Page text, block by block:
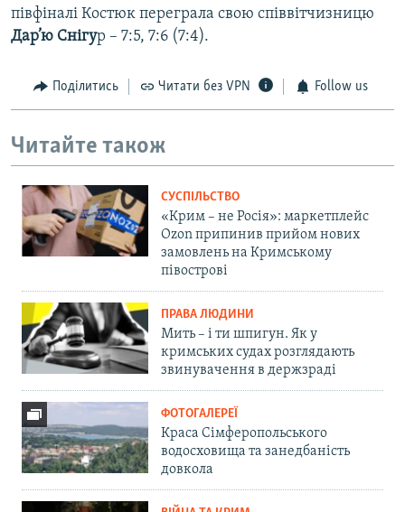
півфіналі Костюк переграла свою співвітчизницю
Дар’ю Снігур – 7:5, 7:6 (7:4).
Поділитись Читати без VPN Follow us
Читайте також
СУСПІЛЬСТВО
«Крим – не Росія»: маркетплейс
Ozon припинив прийом нових
замовлень на Кримському
півострові
ПРАВА ЛЮДИНИ
Мить – і ти шпигун. Як у
кримських судах розглядають
звинувачення в держзраді
ФОТОГАЛЕРЕЇ
Краса Сімферопольського
водосховища та занедбаність
довкола